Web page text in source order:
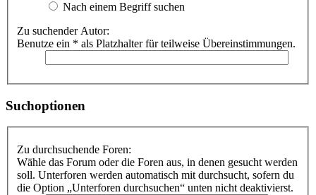
Nach einem Begriff suchen
Zu suchender Autor:
Benutze ein * als Platzhalter für teilweise Übereinstimmungen.
Suchoptionen
Zu durchsuchende Foren:
Wähle das Forum oder die Foren aus, in denen gesucht werden
soll. Unterforen werden automatisch mit durchsucht, sofern du
die Option „Unterforen durchsuchen“ unten nicht deaktivierst.